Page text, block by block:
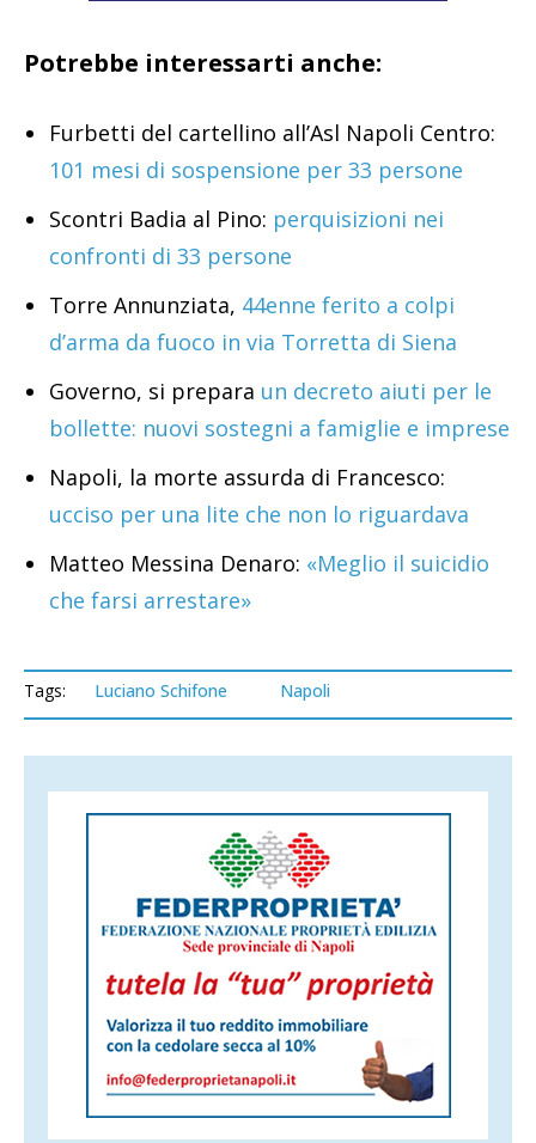
Potrebbe interessarti anche:
Furbetti del cartellino all’Asl Napoli Centro:
101 mesi di sospensione per 33 persone
Scontri Badia al Pino: perquisizioni nei
confronti di 33 persone
Torre Annunziata, 44enne ferito a colpi
d’arma da fuoco in via Torretta di Siena
Governo, si prepara un decreto aiuti per le
bollette: nuovi sostegni a famiglie e imprese
Napoli, la morte assurda di Francesco:
ucciso per una lite che non lo riguardava
Matteo Messina Denaro: «Meglio il suicidio
che farsi arrestare»
Tags: Luciano Schifone Napoli